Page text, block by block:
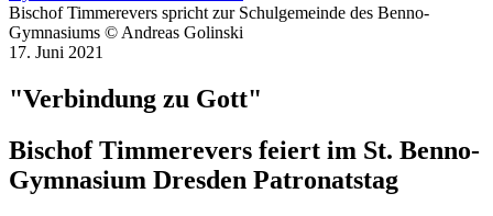
Bischof Timmerevers spricht zur Schulgemeinde des Benno-
Gymnasiums © Andreas Golinski
17. Juni 2021
"Verbindung zu Gott"
Bischof Timmerevers feiert im St. Benno-
Gymnasium Dresden Patronatstag